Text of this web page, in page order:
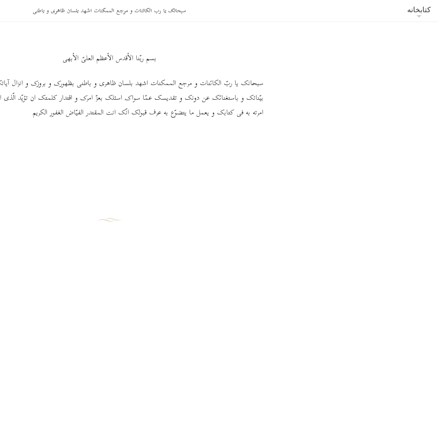
کتابخانه سبحانک یا رب الکائنات و مرجع الممکنات اشهد بلسان ظاهری و باطنی
بسم ربّنا الأقدس الأعظم العلیّ الأبهی
سبحانک یا ربّ الکائنات و مرجع الممکنات اشهد بلسان ظاهری و باطنی بظهورک و بروزک و انزال
بیّناتک و باستغنائک عن دونک و تقدیسک عمّا سواک اسئلک بعزّ امرک و اقتدار کلمتک ان تؤیّد الّذی
امرته به فی کتابک و یعمل ما یتضوّع به عرف قبولک انّک انت المقتدر الفیّاض الغفور الکریم